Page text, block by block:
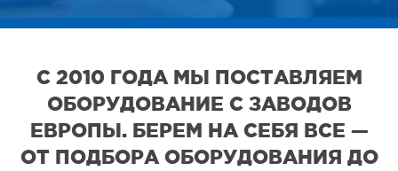
С 2010 ГОДА МЫ ПОСТАВЛЯЕМ
ОБОРУДОВАНИЕ С ЗАВОДОВ
ЕВРОПЫ. БЕРЕМ НА СЕБЯ ВСЕ —
ОТ ПОДБОРА ОБОРУДОВАНИЯ ДО